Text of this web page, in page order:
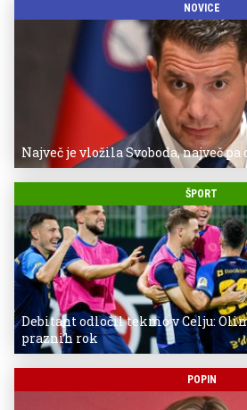
NOVICE
Največ je vložila Svoboda, največ
ŠPORT
Debitant odločil tekmo v Celju:
praznih rok
POPIN